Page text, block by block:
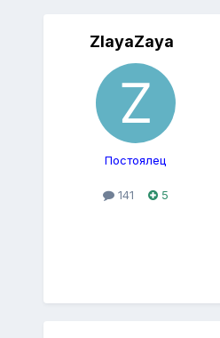
ZlayaZaya
Постоялец
141 5